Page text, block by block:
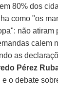
80% dos
como "os
não atiram
calem
as
Pérez
o debate